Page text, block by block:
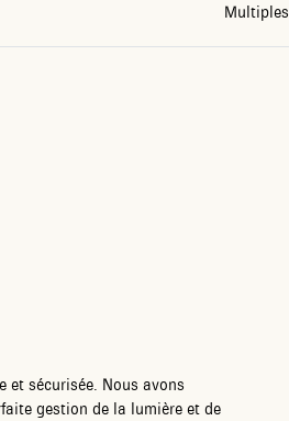
Multiples
et sécurisée. Nous avons
gestion de la lumière et de